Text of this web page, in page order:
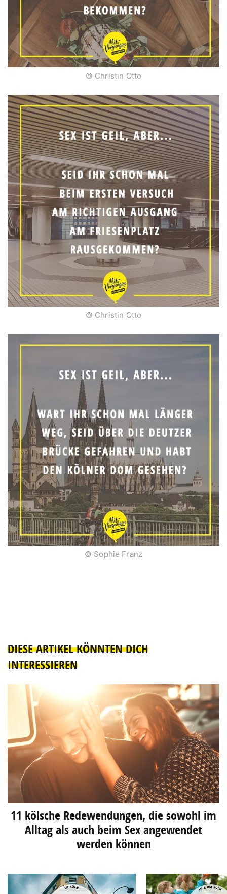
© Christin Otto
© Christin Otto
© Sophie Franz
DIESE ARTIKEL KÖNNTEN DICH
INTERESSIEREN
11 kölsche Redewendungen, die sowohl im
Alltag als auch beim Sex angewendet
werden können